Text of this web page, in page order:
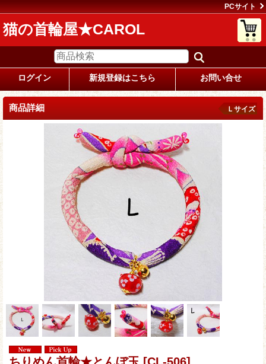
PCサイト
猫の首輪屋★CAROL
ログイン 新規登録はこちら お問い合せ
商品詳細 Ｌサイズ
ちりめん首輪★とんぼ玉 [CL-506]